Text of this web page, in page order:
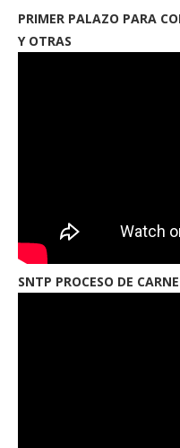
PRIMER PALAZO PARA
Y OTRAS
SNTP PROCESO DE